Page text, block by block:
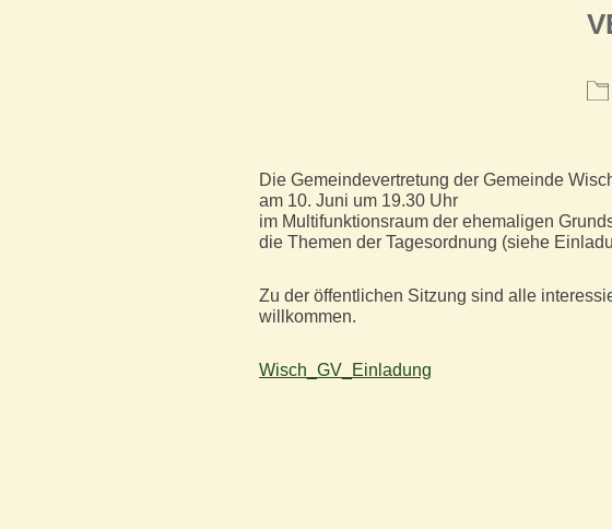
Outlook Live
Die Gemeindevertretung der Gemeinde
am 10. Juni um 19.30 Uhr
im Multifunktionsraum der ehemaligen
die Themen der Tagesordnung (siehe
Zu der öffentlichen Sitzung sind alle
willkommen.
Wisch_GV_Einladung